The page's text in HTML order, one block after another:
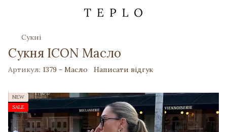
Сукні
Сукня ICON Масло
Артикул: 1379 - Масло Написати відгук
NEW
SALE